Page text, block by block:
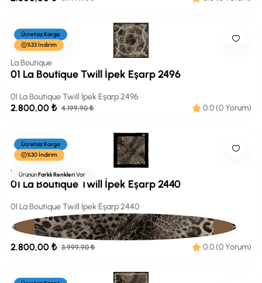
Ücretsiz Kargo
%33 İndirim
La Boutique
01 La Boutique Twill İpek Eşarp 2496
01 La Boutique Twill İpek Eşarp 2496
2.800,00 ₺ 4.199,90 ₺ 0.0 (0 Yorum)
Ücretsiz Kargo
%30 İndirim
ÜrününFarklı RenkleriVar
La Boutique
01 La Boutique Twill İpek Eşarp 2440
01 La Boutique Twill İpek Eşarp 2440
2.800,00 ₺ 3.999,90 ₺ 0.0 (0 Yorum)